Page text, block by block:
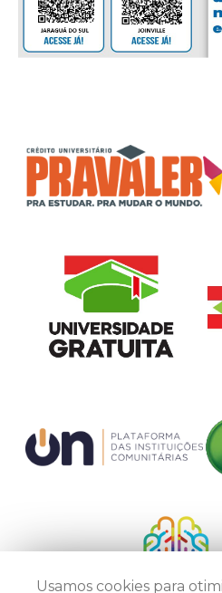
Usamos cookies para